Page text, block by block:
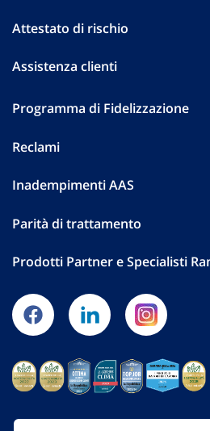
Attestato di rischio
Assistenza clienti
Programma di Fidelizzazione
Reclami
Inadempimenti AAS
Parità di trattamento
Prodotti Partner e Specialisti